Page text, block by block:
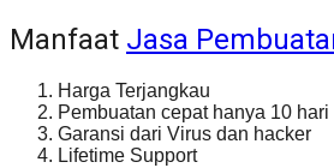
Manfaat Jasa
Harga Terjangkau
Pembuatan cepat hanya 10 hari
Garansi dari Virus dan hacker
Lifetime Support